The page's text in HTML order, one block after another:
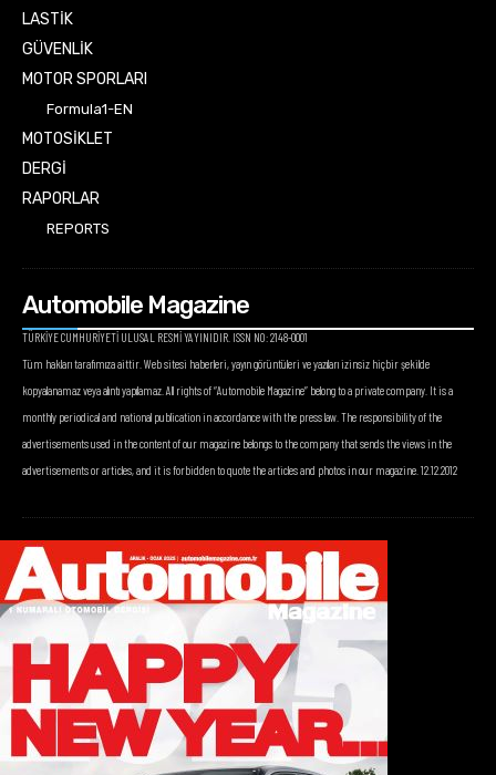
LASTİK
GÜVENLİK
MOTOR SPORLARI
Formula1-EN
MOTOSİKLET
DERGİ
RAPORLAR
REPORTS
Automobile Magazine
TÜRKİYE CUMHURİYETİ ULUSAL RESMİ YAYINIDIR. ISSN NO: 2148-0001
Tüm hakları tarafımıza aittir. Web sitesi haberleri, yayın görüntüleri ve yazıları izinsiz hiçbir şekilde
kopyalanamaz veya alıntı yapılamaz. All rights of “Automobile Magazine” belong to a private company. It is a
monthly periodical and national publication in accordance with the press law. The responsibility of the
advertisements used in the content of our magazine belongs to the company that sends the views in the
advertisements or articles, and it is forbidden to quote the articles and photos in our magazine. 12.12.2012